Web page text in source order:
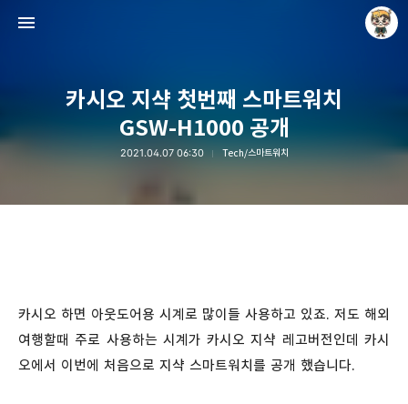
카시오 지샥 첫번째 스마트워치
GSW-H1000 공개
2021.04.07 06:30 Tech/스마트워치
카시오 하면 아웃도어용 시계로 많이들 사용하고 있죠. 저도 해외
여행할때 주로 사용하는 시계가 카시오 지샥 레고버전인데 카시
오에서 이번에 처음으로 지샥 스마트워치를 공개 했습니다.
Raycat : Photo and Story